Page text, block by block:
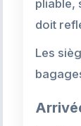
pliable,
doit
Les